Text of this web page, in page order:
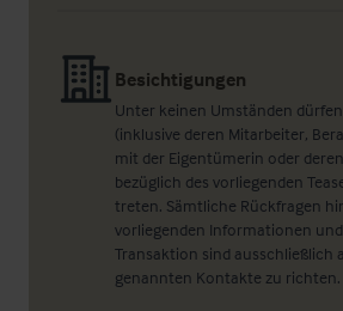
Besichtigungen
Unter keinen Umständen
(inklusive deren Mitarbeiter,
mit der Eigentümerin oder
bezüglich des vorliegenden
treten. Sämtliche Rückfragen
vorliegenden Informationen
Transaktion sind ausschließlich
genannten Kontakte zu richten.